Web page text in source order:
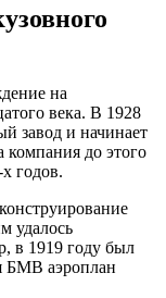
на
века. В 1928
завод и начинает
компания до этого
годов.
удалось
в 1919 году был
БМВ аэроплан